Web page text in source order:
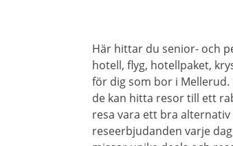
Här hittar du senior- och
hotell, flyg, hotellpaket,
för dig som bor i
de kan hitta resor till ett
resa vara ett bra
reseerbjudanden varje